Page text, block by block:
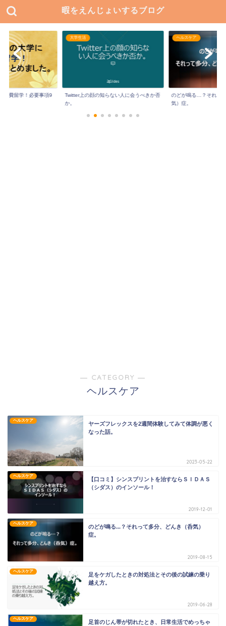
暇をえんじょいするブログ
私費留学！必要事項9
大学生活
Twitter上の顔の知らない人に会うべきか否
か。
ヘルスケア
のどが鳴る…？それっ
気）症。
― CATEGORY ―
ヘルスケア
ヘルスケア
ヤーズフレックスを2週間体験してみて体調が悪く
なった話。
2023-05-22
ヘルスケア
【口コミ】シンスプリントを治すならＳＩＤＡＳ
（シダス）のインソール！
2019-12-01
ヘルスケア
のどが鳴る...？それって多分、どんき（呑気）
症。
2019-08-15
ヘルスケア
足をケガしたときの対処法とその後の試練の乗り
越え方。
2019-06-28
ヘルスケア
足首のじん帯が切れたとき、日常生活でめっちゃ